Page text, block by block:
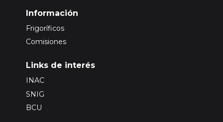
Información
Frigoríficos
Comisiones
Links de interés
INAC
SNIG
BCU